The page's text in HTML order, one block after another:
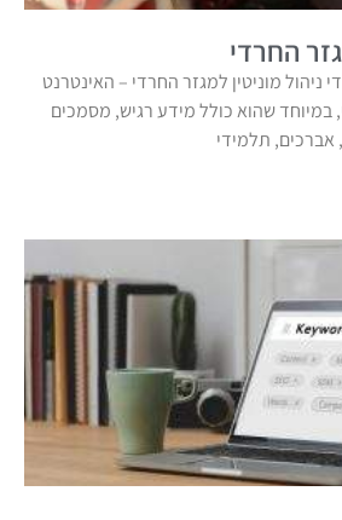
החרדי
ניהול מוניטין למגזר החרדי – האינטרנט
שהוא כולל מידע רגיש, מסמכים
אברכים, תלמידי